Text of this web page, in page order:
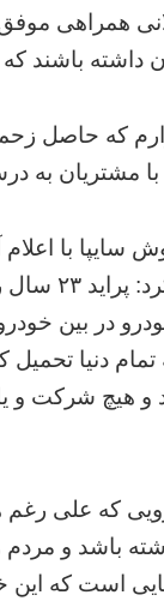
همراهی
داشته باشند
که حاصل
با مشتریان به
آغاز می
در بین
دنیا تحمیل
هیچ شرکت و یا
که علی رغم
باشد و مردم
است که این